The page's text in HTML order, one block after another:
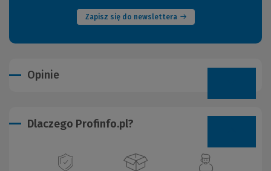
Zapisz się do newslettera
Opinie
Dlaczego Profinfo.pl?